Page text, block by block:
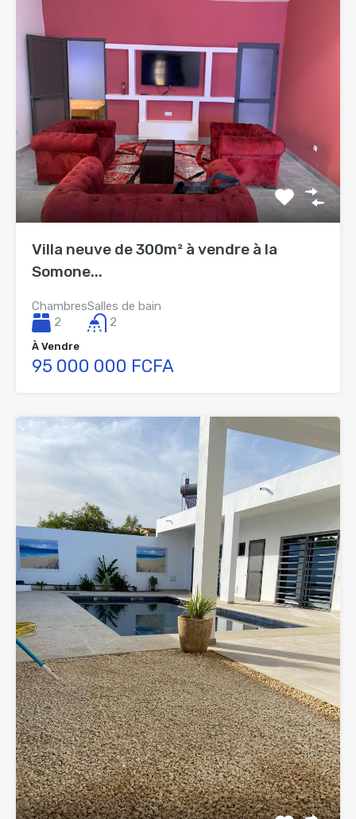
Villa neuve de 300m² à vendre à la
Somone...
Chambres
2
Salles de bain
2
À Vendre
95 000 000 FCFA